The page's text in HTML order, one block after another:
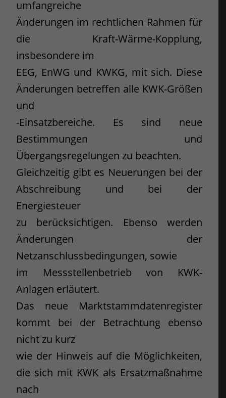
umfangreiche
Änderungen im rechtlichen Rahmen für
die Kraft-Wärme-Kopplung,
insbesondere im
EEG, EnWG und KWKG, mit sich. Diese
Änderungen betreffen alle KWK-Größen
und
-Einsatzbereiche. Es sind neue
Bestimmungen und
Übergangsregelungen zu beachten.
Gleichzeitig gibt es Neuerungen bei der
Abschreibung und bei der
Energiesteuer
zu berücksichtigen. Ebenso werden
Änderungen der
Netzanschlussbedingungen, sowie
im Messstellenbetrieb von KWK-
Anlagen erläutert.
Das neue Marktstammdatenregister
kommt bei der Betrachtung ebenso
nicht zu kurz
wie der Hinweis auf die Möglichkeiten,
die sich mit KWK als Ersatzmaßnahme
nach